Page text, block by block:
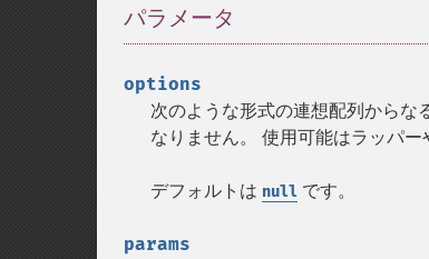
パラメータ
options
次のような形式の連想配列からな
なりません。 使用可能はラッパ
デフォルトは null です。
params